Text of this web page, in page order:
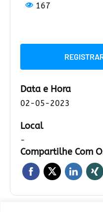
167
Data e Hora
02-05-2023
Local
-
Compartilhe Com